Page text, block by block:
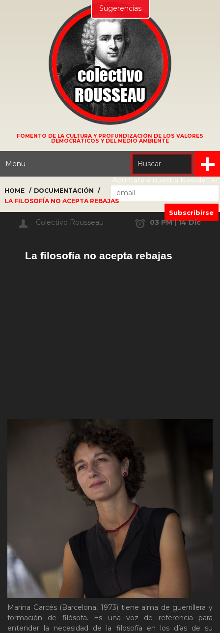
FOMENTO DE LA CULTURA Y PROFUNDIZACIÓN DE LOS VALORES
DEMOCRÁTICOS Y DEL MEDIO AMBIENTE
Menu
Apúntate a nuestra Newsletter
HOME
DOCUMENTACIÓN
LA FILOSOFÍA NO ACEPTA REBAJAS
Colectivo Rousseau 03 PM | 14 Dic
La filosofía no acepta rebajas
Marina Garcés (Barcelona, 1973) tiene alma de guerrillera y
formación de filósofa. Es una voz de referencia para
entender la necesidad de la filosofía en los días de su
Sugerencias